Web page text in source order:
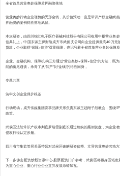
全省首单营业奥妙保障质押融资落地
营业奥妙行动企业谨慎的无形金钱，其价值滚动一直是常识产权金融赋
押融资的案例得胜落地武侯。
本次融资，由四川锦江电子医疗器械科技股份有限公司收用中枢营业奥
信典礼上，中国东谈主保财险成齐市武侯支公司向企业提供最高40万
贷款，企业取得“保障+信贷”双重保障，也记号着全省首单营业奥妙保障质
企业、金融机构、保障机构三方通过“营业奥妙+保障+信贷”的方法，既
能的衔尾通谈，杀青了从“知产”到“金钱”的得胜回身 。
专题共享
筑牢文创企业保护根基
行动现场，成齐传媒集团赛事品牌关系负责东谈主趋附子战教会，围绕
政策。
武侯区法院常识产权审判庭罗瑞雪副庭长通过翔实的案例复盘，为企业
侵权行径认定步履。
四川省市集监管局关系带领对武侯区破解融资贫瘠、立异营业奥妙劳动方
下一步佛山配资炒股资讯中心-股票配资门户参考，武侯区将藏身区域
为重心企业、重心行业企业立异发展添砖加瓦。